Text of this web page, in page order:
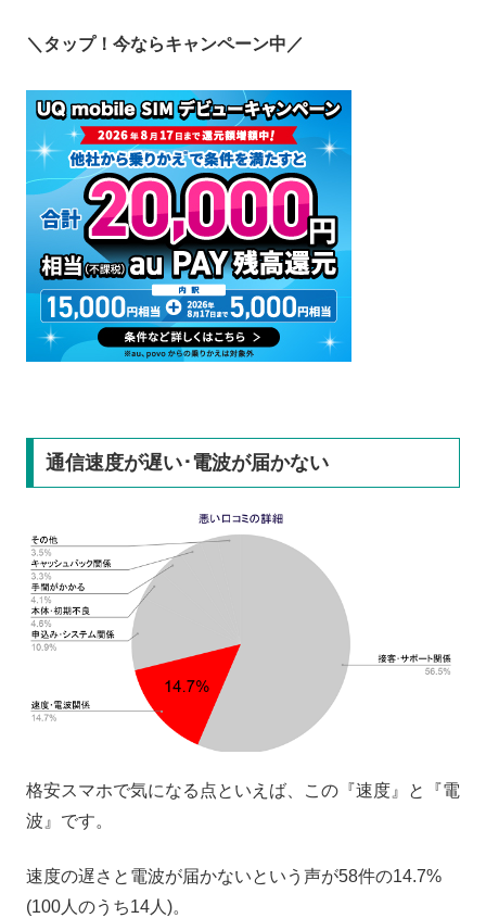
＼タップ！今ならキャンペーン中／
通信速度が遅い･電波が届かない
格安スマホで気になる点といえば、この『速度』と『電
波』です。
速度の遅さと電波が届かないという声が58件の14.7%
(100人のうち14人)。